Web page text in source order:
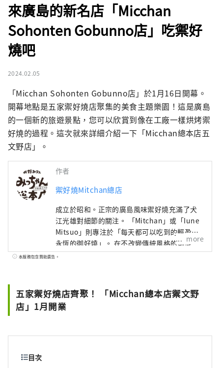
來廣島的新名店「Micchan
Sohonten Gobunno店」吃禦好
燒吧
2024.02.05
「Micchan Sohonten Gobunno店」於1月16日開幕。
開幕地點是五家禦好燒店聚集的美食主題樂園！這是廣島
的一個新的旅遊景點，您可以欣賞到像在工廠一樣烘烤禦
好燒的過程。這次就來詳細介紹一下「Micchan總本店五
文野店」。
作者
禦好燒Mitchan總店
成立於昭和。正宗的廣島風味禦好燒充滿了犬
江光雄對細節的關注。 「Mitchan」或「Iune
Mitsuo」則專注於「每天都可以吃到的輕盈且
永恆的御好燒」。 在不改變傳統風格的前提
下，繼續保留廣島風味禦好燒的原汁原味。
more
本服務包含贊助廣告。
五家禦好燒店齊聚！ 「Micchan總本店禦文野
店」1月開業
目次